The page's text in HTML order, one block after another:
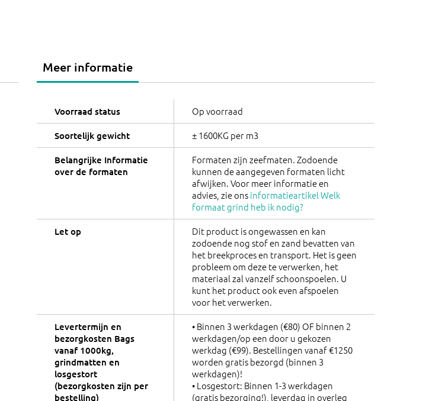
Meer informatie
Voorraad status Op voorraad
Soortelijk gewicht ± 1600KG per m3
Belangrijke Informatie
over de formaten
Formaten zijn zeefmaten. Zodoende
kunnen de aangegeven formaten licht
afwijken. Voor meer informatie en
advies, zie onsinformatieartikel Welk
formaat grind heb ik nodig?
Let op
Dit product is ongewassen en kan
zodoende nog stof en zand bevatten van
het breekproces en transport. Het is geen
probleem om deze te verwerken, het
materiaal zal vanzelf schoonspoelen. U
kunt het product ook even afspoelen
voor het verwerken.
Levertermijn en
bezorgkosten Bags
vanaf 1000kg,
grindmatten en
losgestort
(bezorgkosten zijn per
bestelling)
• Binnen 3 werkdagen (€80) OF binnen 2
werkdagen/op een door u gekozen
werkdag (€99). Bestellingen vanaf €1250
worden gratis bezorgd (binnen 3
werkdagen)!
• Losgestort: Binnen 1-3 werkdagen
(gratis bezorging!), leverdag in overleg